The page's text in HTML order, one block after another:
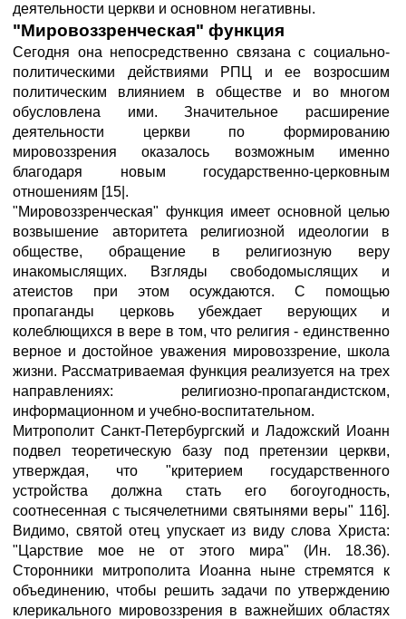
деятельности церкви и основном негативны.
"Мировоззренческая" функция
Сегодня она непосредственно связана с социально-
политическими действиями РПЦ и ее возросшим
политическим влиянием в обществе и во многом
обусловлена ими. Значительное расширение
деятельности церкви по формированию
мировоззрения оказалось возможным именно
благодаря новым государственно-церковным
отношениям [15|.
"Мировоззренческая" функция имеет основной целью
возвышение авторитета религиозной идеологии в
обществе, обращение в религиозную веру
инакомыслящих. Взгляды свободомыслящих и
атеистов при этом осуждаются. С помощью
пропаганды церковь убеждает верующих и
колеблющихся в вере в том, что религия - единственно
верное и достойное уважения мировоззрение, школа
жизни. Рассматриваемая функция реализуется на трех
направлениях: религиозно-пропагандистском,
информационном и учебно-воспитательном.
Митрополит Санкт-Петербургский и Ладожский Иоанн
подвел теоретическую базу под претензии церкви,
утверждая, что "критерием государственного
устройства должна стать его богоугодность,
соотнесенная с тысячелетними святынями веры" 116].
Видимо, святой отец упускает из виду слова Христа:
"Царствие мое не от этого мира" (Ин. 18.36).
Сторонники митрополита Иоанна ныне стремятся к
объединению, чтобы решить задачи по утверждению
клерикального мировоззрения в важнейших областях